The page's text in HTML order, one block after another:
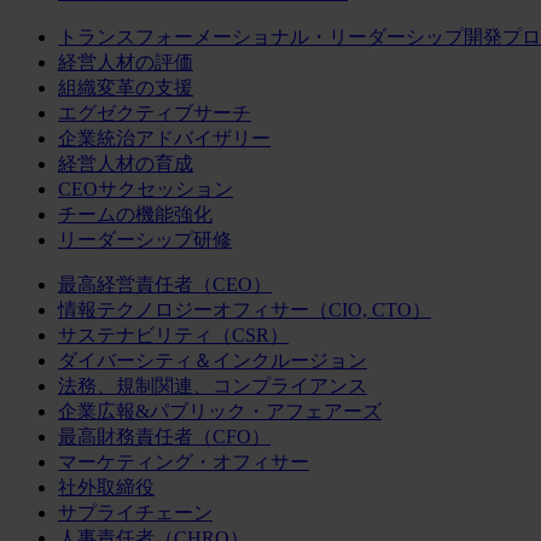
トランスフォーメーショナル・リーダーシップ開発プ
経営人材の評価
組織変革の支援
エグゼクティブサーチ
企業統治アドバイザリー
経営人材の育成
CEOサクセッション
チームの機能強化
リーダーシップ研修
最高経営責任者（CEO）
情報テクノロジーオフィサー（CIO, CTO）
サステナビリティ（CSR）
ダイバーシティ＆インクルージョン
法務、規制関連、コンプライアンス
企業広報&パブリック・アフェアーズ
最高財務責任者（CFO）
マーケティング・オフィサー
社外取締役
サプライチェーン